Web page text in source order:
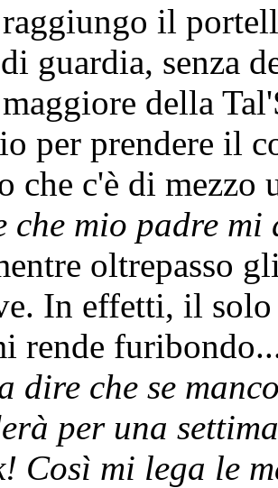
il
guardia, senza
della
per prendere il
che c'è di mezzo
che mio padre
oltrepasso
In effetti, il
rende
dire che se
per una
Così mi lega le